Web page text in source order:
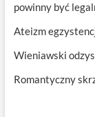
powinny być
Ateizm
Wieniawski
Romantyczny